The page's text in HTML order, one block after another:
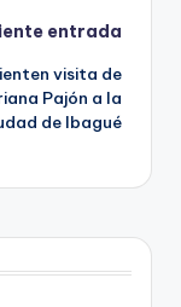
entrada
visita de
Pajón a la
de Ibagué